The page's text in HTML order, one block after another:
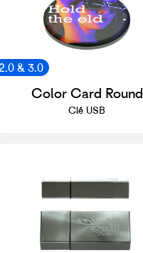
& 3.0
Color Card Round
Clé USB